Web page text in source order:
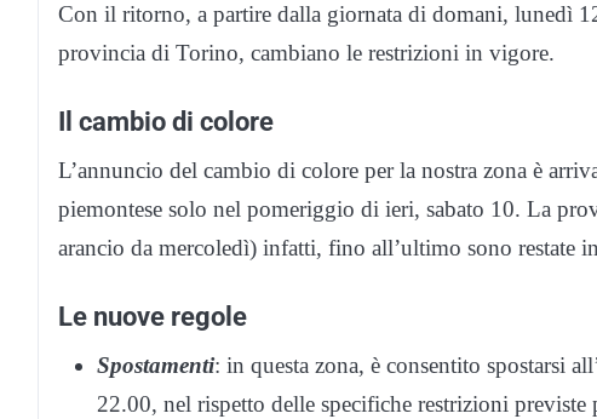
Con il ritorno, a partire dalla giornata di domani, lunedì
provincia di Torino, cambiano le restrizioni in vigore.
Il cambio di colore
L’annuncio del cambio di colore per la nostra zona è
piemontese solo nel pomeriggio di ieri, sabato 10. La
arancio da mercoledì) infatti, fino all’ultimo sono restate
Le nuove regole
Spostamenti: in questa zona, è consentito spostarsi
22.00, nel rispetto delle specifiche restrizioni